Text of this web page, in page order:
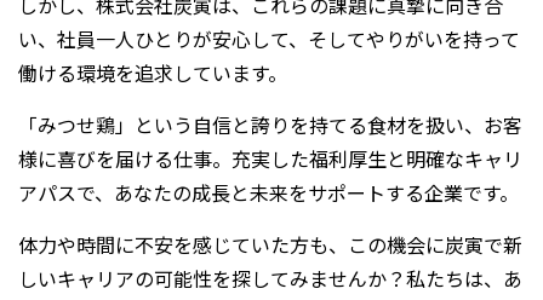
い、社員一人ひとりが安心して、そしてやりがいを持って
働ける環境を追求しています。
「みつせ鶏」という自信と誇りを持てる食材を扱い、お客
様に喜びを届ける仕事。充実した福利厚生と明確なキャリ
アパスで、あなたの成長と未来をサポートする企業です。
体力や時間に不安を感じていた方も、この機会に炭寅で新
しいキャリアの可能性を探してみませんか？私たちは、あ